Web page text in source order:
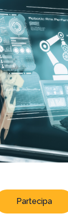
Partecipa